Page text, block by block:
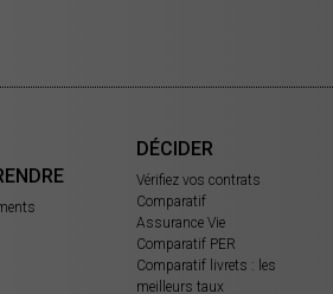
DÉCIDER
Vérifiez vos contrats
Comparatif
Assurance Vie
Comparatif PER
Comparatif livrets : les
meilleurs taux